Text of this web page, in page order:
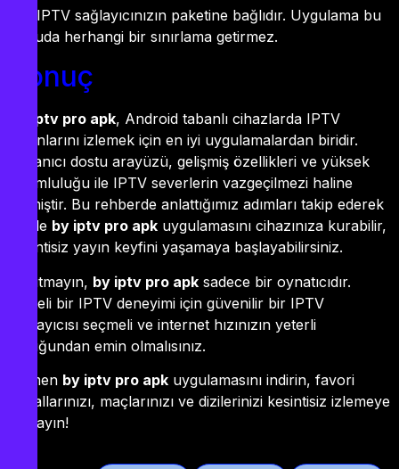
Bu, IPTV sağlayıcınızın paketine bağlıdır. Uygulama bu
konuda herhangi bir sınırlama getirmez.
Sonuç
By iptv pro apk, Android tabanlı cihazlarda IPTV
yayınlarını izlemek için en iyi uygulamalardan biridir.
Kullanıcı dostu arayüzü, gelişmiş özellikleri ve yüksek
uyumluluğu ile IPTV severlerin vazgeçilmezi haline
gelmiştir. Bu rehberde anlattığımız adımları takip ederek
siz de by iptv pro apk uygulamasını cihazınıza kurabilir,
kesintisiz yayın keyfini yaşamaya başlayabilirsiniz.
Unutmayın, by iptv pro apk sadece bir oynatıcıdır.
Kaliteli bir IPTV deneyimi için güvenilir bir IPTV
sağlayıcısı seçmeli ve internet hızınızın yeterli
olduğundan emin olmalısınız.
Hemen by iptv pro apk uygulamasını indirin, favori
kanallarınızı, maçlarınızı ve dizilerinizi kesintisiz izlemeye
başlayın!